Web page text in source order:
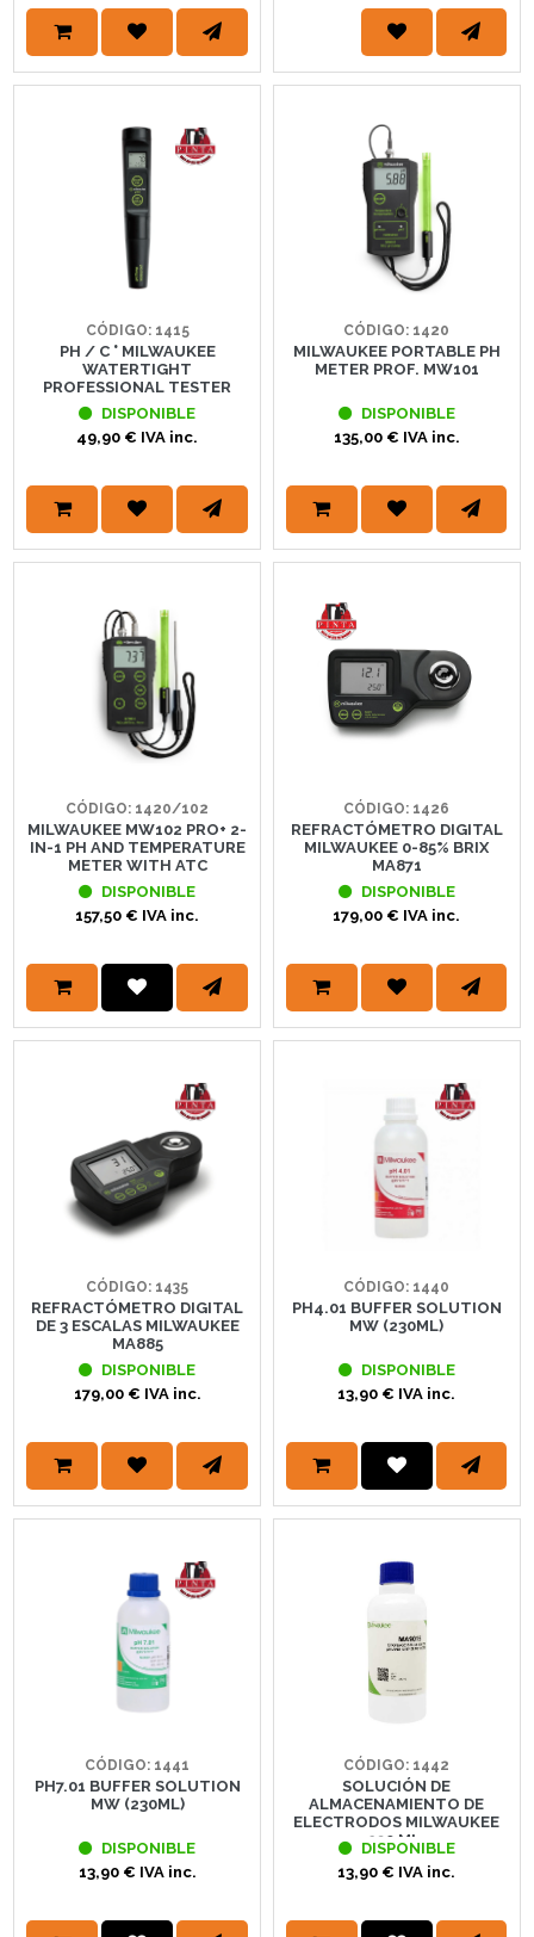
CÓDIGO: 1415
PH / C ° MILWAUKEE
WATERTIGHT
PROFESSIONAL TESTER
DISPONIBLE
49,90 € IVA inc.
CÓDIGO: 1420
MILWAUKEE PORTABLE PH
METER PROF. MW101
DISPONIBLE
135,00 € IVA inc.
CÓDIGO: 1420/102
MILWAUKEE MW102 PRO+ 2-
IN-1 PH AND TEMPERATURE
METER WITH ATC
DISPONIBLE
157,50 € IVA inc.
CÓDIGO: 1426
REFRACTÓMETRO DIGITAL
MILWAUKEE 0-85% BRIX
MA871
DISPONIBLE
179,00 € IVA inc.
CÓDIGO: 1435
REFRACTÓMETRO DIGITAL
DE 3 ESCALAS MILWAUKEE
MA885
DISPONIBLE
179,00 € IVA inc.
CÓDIGO: 1440
PH4.01 BUFFER SOLUTION
MW (230ML)
DISPONIBLE
13,90 € IVA inc.
CÓDIGO: 1441
PH7.01 BUFFER SOLUTION
MW (230ML)
DISPONIBLE
13,90 € IVA inc.
CÓDIGO: 1442
SOLUCIÓN DE
ALMACENAMIENTO DE
ELECTRODOS MILWAUKEE
230 ML.
DISPONIBLE
13,90 € IVA inc.